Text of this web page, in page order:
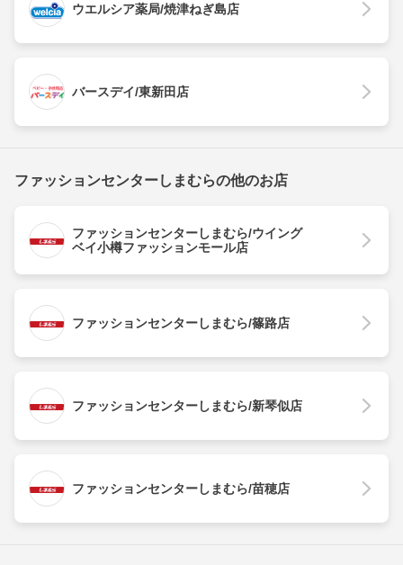
ウエルシア薬局/焼津ねぎ島店
バースデイ/東新田店
ファッションセンターしまむらの他のお店
ファッションセンターしまむら/ウイング
ベイ小樽ファッションモール店
ファッションセンターしまむら/篠路店
ファッションセンターしまむら/新琴似店
ファッションセンターしまむら/苗穂店